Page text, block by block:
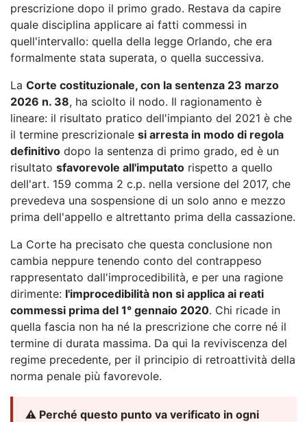
prescrizione dopo il primo grado. Restava da capire
quale disciplina applicare ai fatti commessi in
quell'intervallo: quella della legge Orlando, che era
formalmente stata superata, o quella successiva.
La Corte costituzionale, con la sentenza 23 marzo
2026 n. 38, ha sciolto il nodo. Il ragionamento è
lineare: il risultato pratico dell'impianto del 2021 è che
il termine prescrizionale si arresta in modo di regola
definitivo dopo la sentenza di primo grado, ed è un
risultato sfavorevole all'imputato rispetto a quello
dell'art. 159 comma 2 c.p. nella versione del 2017, che
prevedeva una sospensione di un solo anno e mezzo
prima dell'appello e altrettanto prima della cassazione.
La Corte ha precisato che questa conclusione non
cambia neppure tenendo conto del contrappeso
rappresentato dall'improcedibilità, e per una ragione
dirimente: l'improcedibilità non si applica ai reati
commessi prima del 1° gennaio 2020. Chi ricade in
quella fascia non ha né la prescrizione che corre né il
termine di durata massima. Da qui la reviviscenza del
regime precedente, per il principio di retroattività della
norma penale più favorevole.
⚠️ Perché questo punto va verificato in ogni